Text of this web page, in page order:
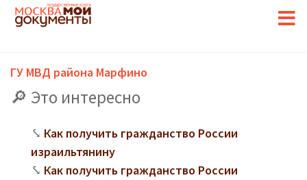
ГУ МВД района Марфино
Это интересно
Как получить гражданство России
израильтянину
Как получить гражданство России